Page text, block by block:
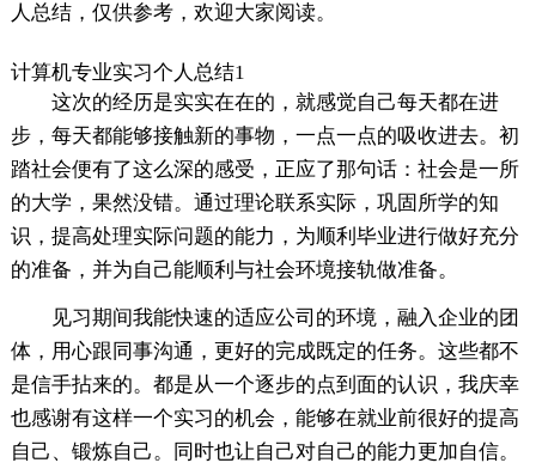
人总结，仅供参考，欢迎大家阅读。
计算机专业实习个人总结1
这次的经历是实实在在的，就感觉自己每天都在进
步，每天都能够接触新的事物，一点一点的吸收进去。初
踏社会便有了这么深的感受，正应了那句话：社会是一所
的大学，果然没错。通过理论联系实际，巩固所学的知
识，提高处理实际问题的能力，为顺利毕业进行做好充分
的准备，并为自己能顺利与社会环境接轨做准备。
见习期间我能快速的适应公司的环境，融入企业的团
体，用心跟同事沟通，更好的完成既定的任务。这些都不
是信手拈来的。都是从一个逐步的点到面的认识，我庆幸
也感谢有这样一个实习的机会，能够在就业前很好的提高
自己、锻炼自己。同时也让自己对自己的能力更加自信。